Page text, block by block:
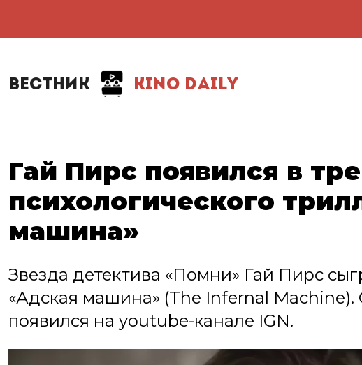
ВЕСТНИК KINO DAILY
Гай Пирс появился в
психологического
машина»
Звезда детектива «Помни» Гай Пирс
«Адская машина» (The Infernal
появился на youtube-канале IGN.